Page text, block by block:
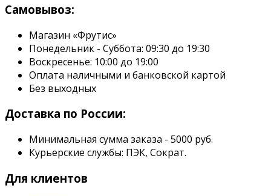
Самовывоз:
Магазин «Фрутис»
Понедельник - Суббота: 09:30 до 19:30
Воскресенье: 10:00 до 19:00
Оплата наличными и банковской картой
Без выходных
Доставка по России:
Минимальная сумма заказа - 5000 руб.
Курьерские службы: ПЭК, Сократ.
Для клиентов